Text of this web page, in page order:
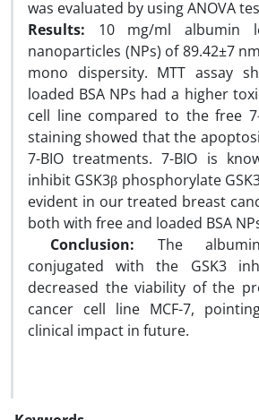
was evaluated by using ANOVA
Results: 10 mg/ml albumin
nanoparticles (NPs) of 89.42±7
mono dispersity. MTT assay
loaded BSA NPs had a higher
cell line compared to the free 7-
staining showed that the
7-BIO treatments. 7-BIO is
inhibit GSK3β phosphorylate
evident in our treated breast
both with free and loaded BSA
Conclusion: The albumin
conjugated with the GSK3
decreased the viability of the
cancer cell line MCF-7,
clinical impact in future.